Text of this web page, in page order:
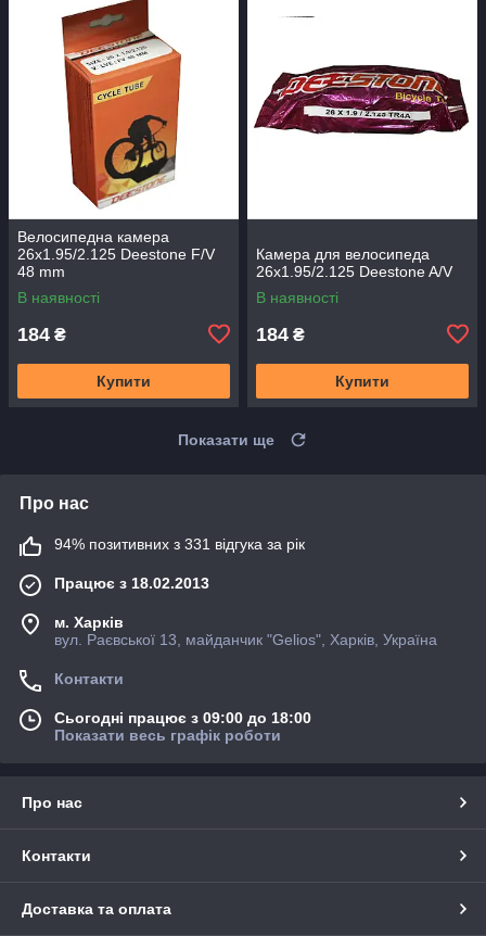
Велосипедна камера
26x1.95/2.125 Deestone F/V
48 mm
В наявності
184 ₴
Купити
Камера для велосипеда
26x1.95/2.125 Deestone A/V
В наявності
184 ₴
Купити
Показати ще
Про нас
94% позитивних з 331 відгука за рік
Працює з 18.02.2013
м. Харків
вул. Раєвської 13, майданчик "Gelios", Харків, Україна
Контакти
Сьогодні працює з 09:00 до 18:00
Показати весь графік роботи
Про нас
Контакти
Доставка та оплата